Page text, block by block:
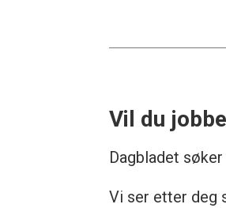
Vil du
Dagbladet
Vi ser etter deg